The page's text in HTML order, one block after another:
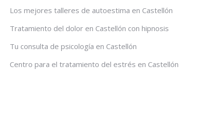
Los mejores talleres de autoestima en Castellón
Tratamiento del dolor en Castellón con hipnosis
Tu consulta de psicología en Castellón
Centro para el tratamiento del estrés en Castellón